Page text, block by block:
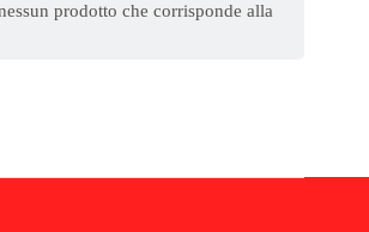
prodotto che corrisponde alla